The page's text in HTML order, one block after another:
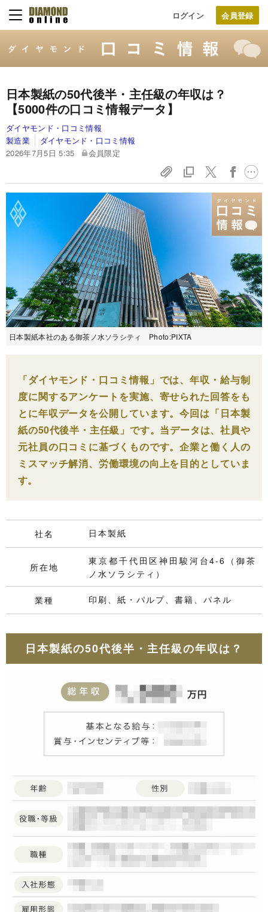
ログイン
日本製紙の50代後半・主任級の年収は？
【5000件の口コミ情報データ】
ダイヤモンド・口コミ情報
製造業
ダイヤモンド・口コミ情報
2026年7月5日 5:35
会員限定
日本製紙本社のある御茶ノ水ソラシティ Photo:PIXTA
「ダイヤモンド・口コミ情報」では、年収・給与制
度に関するアンケートを実施、寄せられた回答をも
とに年収データを公開しています。今回は「日本製
紙の50代後半・主任級」です。当データは、社員や
元社員の口コミに基づくものです。企業と働く人の
ミスマッチ解消、労働環境の向上を目的としていま
す。
社名 日本製紙
所在地
東京都千代田区神田駿河台4-6（御茶
ノ水ソラシティ）
業種 印刷、紙・パルプ、書籍、パネル
日本製紙の50代後半・主任級の年収は？